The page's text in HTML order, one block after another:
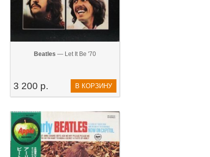
Beatles — Let It Be '70
3 200 р. В КОРЗИНУ